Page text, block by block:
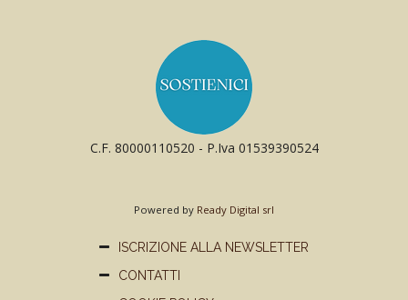
C.F. 80000110520 - P.Iva 01539390524
Powered by Ready Digital srl
ISCRIZIONE ALLA NEWSLETTER
CONTATTI